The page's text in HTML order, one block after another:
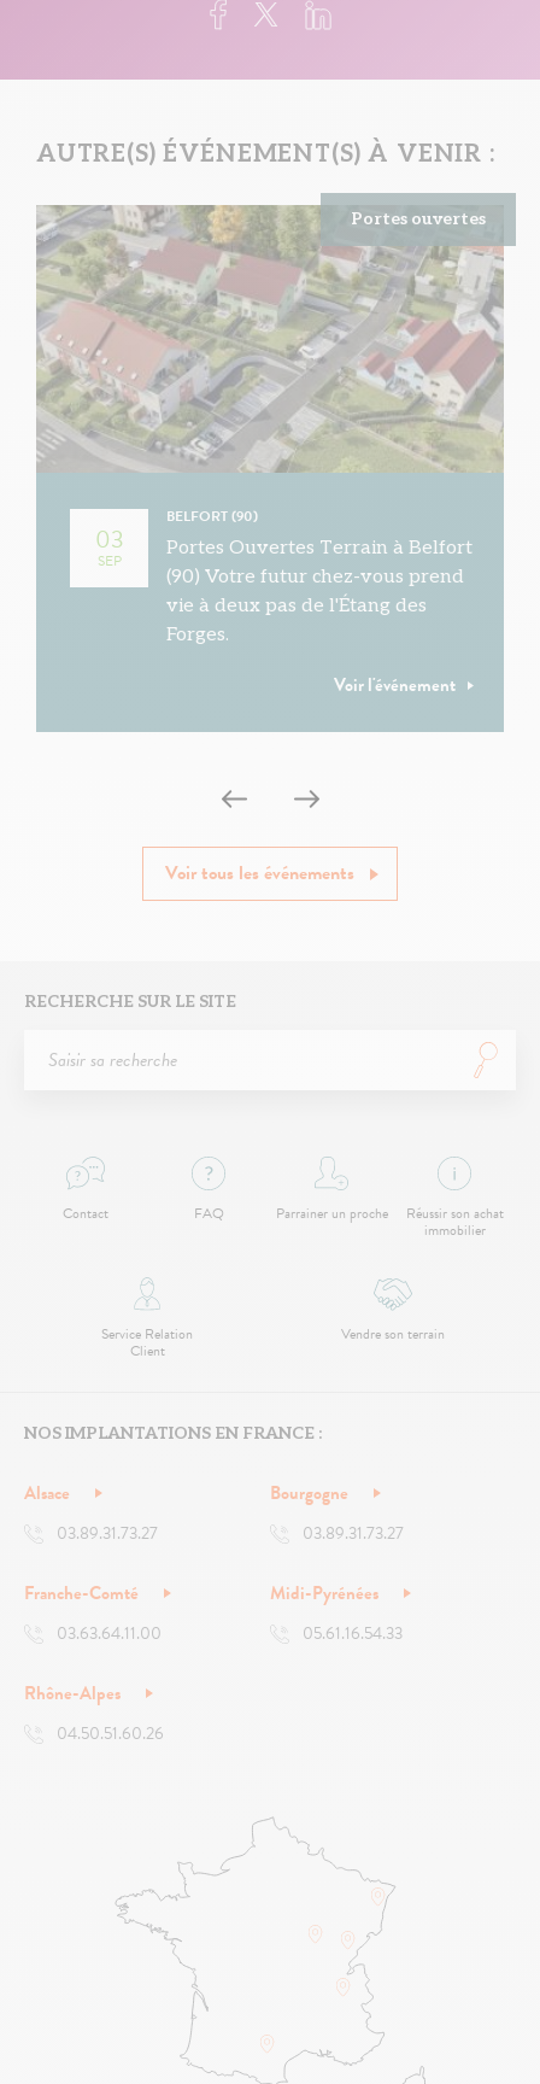
AUTRE(S) ÉVÉNEMENT(S) À VENIR :
Portes ouvertes
03
SEP
BELFORT (90)
Portes Ouvertes Terrain à Belfort
(90) Votre futur chez-vous prend
vie à deux pas de l'Étang des
Forges.
Voir l'événement
Voir tous les événements
RECHERCHE SUR LE SITE
Contact FAQ Parrainer un proche Réussir son achat
immobilier
Service Relation
Client
Vendre son terrain
NOS IMPLANTATIONS EN FRANCE :
Alsace
03.89.31.73.27
Bourgogne
03.89.31.73.27
Franche-Comté
03.63.64.11.00
Midi-Pyrénées
05.61.16.54.33
Rhône-Alpes
04.50.51.60.26